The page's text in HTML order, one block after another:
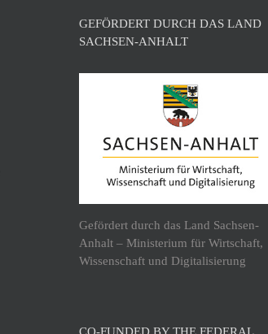
GEFÖRDERT DURCH DAS LAND
SACHSEN-ANHALT
Gefördert durch das Land Sachsen-
Anhalt – Ministerium für Wirtschaft,
Wissenschaft und Digitalisierung
CO-FUNDED BY THE FEDERAL